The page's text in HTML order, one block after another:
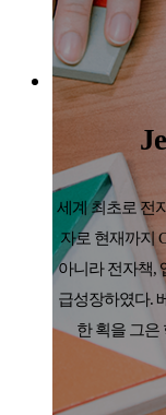
세계 최초로 전
자로 현재까지
아니라 전자책,
급성장하였다.
한 획을 그은